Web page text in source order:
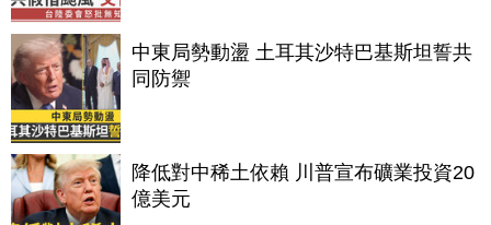
中東局勢動盪 土耳其沙特巴基斯坦誓共
同防禦
降低對中稀土依賴 川普宣布礦業投資20
億美元